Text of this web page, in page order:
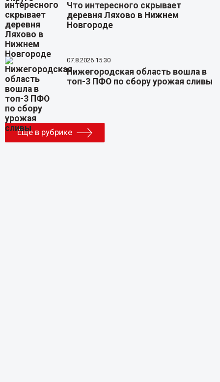
Что интересного скрывает
деревня Ляхово в Нижнем
Новгороде
07.8.2026 15:30
Нижегородская область вошла в
топ-3 ПФО по сбору урожая сливы
Еще в рубрике